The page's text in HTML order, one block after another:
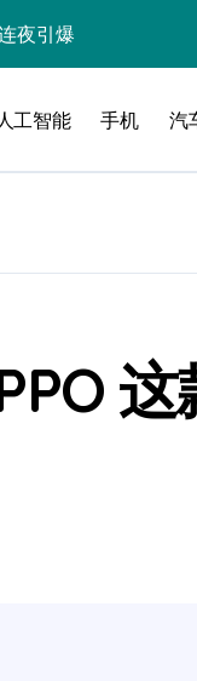
夜引爆
的是那个机械音
了，微软这次真急了
”？
AI
之夏”
克萨斯ES 500e
工智能 手机 汽